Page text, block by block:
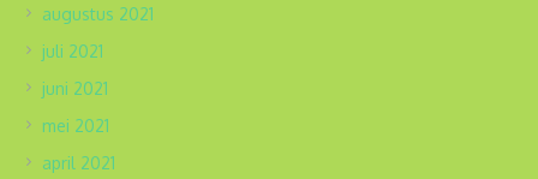
augustus 2021
juli 2021
juni 2021
mei 2021
april 2021